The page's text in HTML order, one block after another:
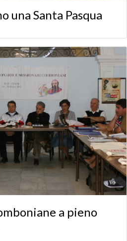
una Santa Pasqua
a pieno